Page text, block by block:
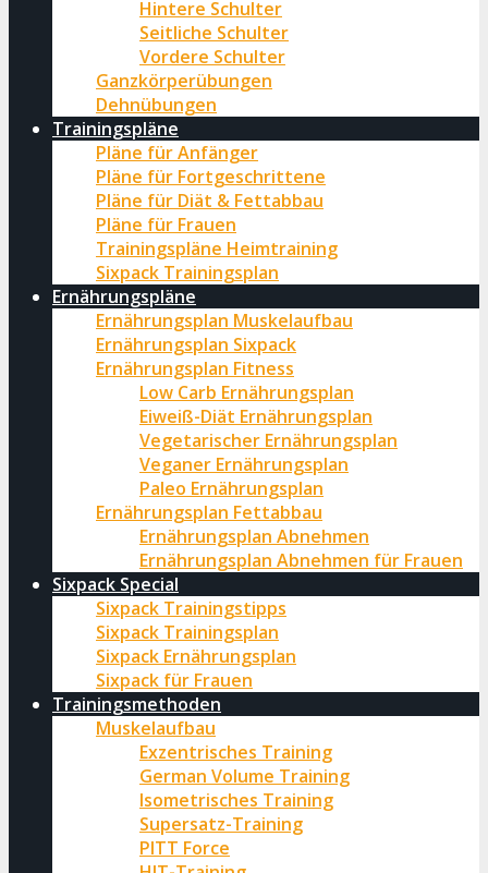
Hintere Schulter
Seitliche Schulter
Vordere Schulter
Ganzkörperübungen
Dehnübungen
Trainingspläne
Pläne für Anfänger
Pläne für Fortgeschrittene
Pläne für Diät & Fettabbau
Pläne für Frauen
Trainingspläne Heimtraining
Sixpack Trainingsplan
Ernährungspläne
Ernährungsplan Muskelaufbau
Ernährungsplan Sixpack
Ernährungsplan Fitness
Low Carb Ernährungsplan
Eiweiß-Diät Ernährungsplan
Vegetarischer Ernährungsplan
Veganer Ernährungsplan
Paleo Ernährungsplan
Ernährungsplan Fettabbau
Ernährungsplan Abnehmen
Ernährungsplan Abnehmen für Frauen
Sixpack Special
Sixpack Trainingstipps
Sixpack Trainingsplan
Sixpack Ernährungsplan
Sixpack für Frauen
Trainingsmethoden
Muskelaufbau
Exzentrisches Training
German Volume Training
Isometrisches Training
Supersatz-Training
PITT Force